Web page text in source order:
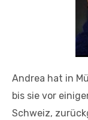
Andrea hat in
bis sie vor
Schweiz,